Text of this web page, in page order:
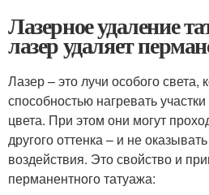
Лазерное удаление
лазер удаляет
Лазер – это лучи особого света,
способностью нагревать
цвета. При этом они могут
другого оттенка – и не
воздействия. Это свойство и
перманентного татуажа: